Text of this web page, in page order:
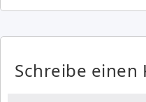
Schreibe einen